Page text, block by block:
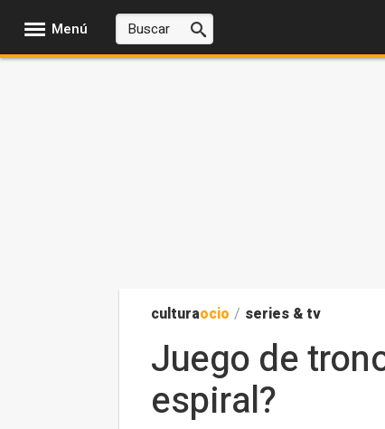
Menú
culturaocio / series & tv
Juego de
espiral?